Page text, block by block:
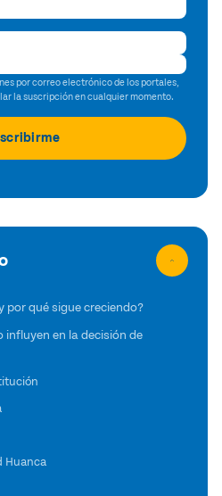
por correo electrónico de los portales,
la suscripción en cualquier momento.
por qué sigue creciendo?
influyen en la decisión de
Huanca